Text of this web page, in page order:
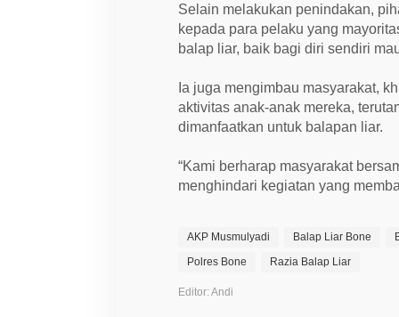
Selain melakukan penindakan,
kepada para pelaku yang
balap liar, baik bagi diri sendiri
Ia juga mengimbau masyarakat,
aktivitas anak-anak mereka,
dimanfaatkan untuk balapan liar.
“Kami berharap masyarakat
menghindari kegiatan yang
AKP Musmulyadi Balap Liar Bone
Polres Bone
Razia Balap Liar
Editor: Andi